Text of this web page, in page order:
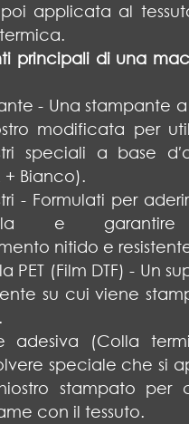
applicata al
principali di una
- Una stampante
modificata per
speciali a base
+ Bianco).
- Formulati per
e
nitido e
PET (Film DTF) - Un
su cui viene
adesiva (Colla
speciale che si
stampato per
con il tessuto.